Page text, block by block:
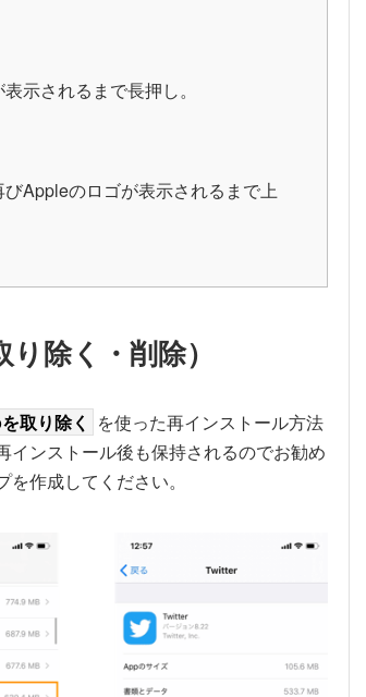
示されるまで長押し。
Appleのロゴが表示されるまで上
除く・削除）
取り除く
を使った再インストール方法
インストール後も保持されるのでお勧め
作成してください。